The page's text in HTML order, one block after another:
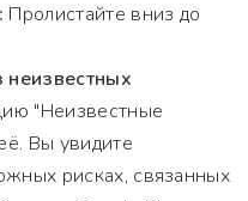
Пролистайте вниз до
неизвестных
"Неизвестные
Вы увидите
рисках, связанных